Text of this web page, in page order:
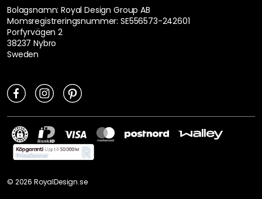
Bolagsnamn: Royal Design Group AB
Momsregistreringsnummer: SE556573-242601
Porfyrvägen 2
38237 Nybro
Sweden
© 2026 RoyalDesign.se